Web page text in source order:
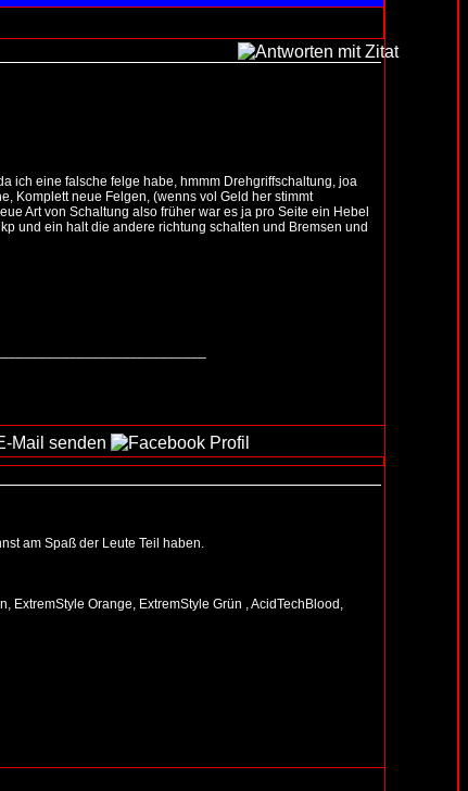
ich eine falsche felge habe, hmmm Drehgriffschaltung, joa
Komplett neue Felgen, (wenns vol Geld her stimmt
Art von Schaltung also früher war es ja pro Seite ein Hebel
und ein halt die andere richtung schalten und Bremsen und
am Spaß der Leute Teil haben.
ExtremStyle Orange, ExtremStyle Grün , AcidTechBlood,